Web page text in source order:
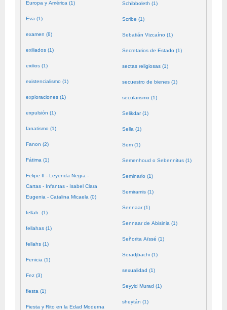
Europa y América (1)
Eva (1)
examen (8)
exiliados (1)
exilios (1)
existencialismo (1)
exploraciones (1)
expulsión (1)
fanatismo (1)
Fanon (2)
Fátima (1)
Felipe II - Leyenda Negra -
Cartas - Infantas - Isabel Clara
Eugenia - Catalina Micaela (0)
fellah. (1)
fellahas (1)
fellahs (1)
Fenicia (1)
Fez (3)
fiesta (1)
Fiesta y Rito en la Edad Moderna
Schibboleth (1)
Scribe (1)
Sebatián Vizcaíno (1)
Secretarios de Estado (1)
sectas religiosas (1)
secuestro de bienes (1)
secularismo (1)
Selikdar (1)
Sella (1)
Sem (1)
Semenhoud o Sebennitus (1)
Seminario (1)
Semiramis (1)
Sennaar (1)
Sennaar de Abisinia (1)
Señorita Aïssé (1)
Seradjbachi (1)
sexualidad (1)
Seyyid Murad (1)
sheytán (1)